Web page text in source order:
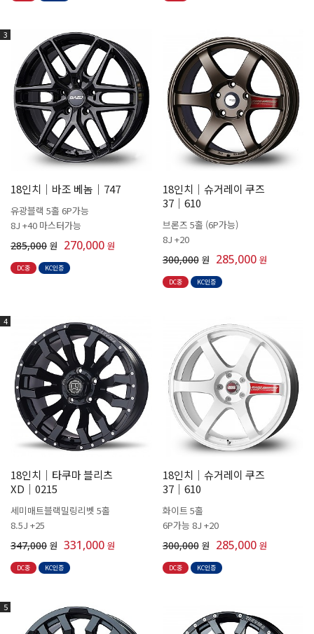
3
18인치│바조 베놈│747
유광블랙 5홀 6P가능
8J +40 마스터가능
285,000 원 270,000 원
DC중 KC인증
18인치│슈거레이 쿠즈
37│610
브론즈 5홀 (6P가능)
8J +20
300,000 원 285,000 원
DC중 KC인증
4
18인치│타쿠마 블리츠
XD│0215
세미매트블랙밀링리벳 5홀
8.5J +25
347,000 원 331,000 원
DC중 KC인증
18인치│슈거레이 쿠즈
37│610
화이트 5홀
6P가능 8J +20
300,000 원 285,000 원
DC중 KC인증
5